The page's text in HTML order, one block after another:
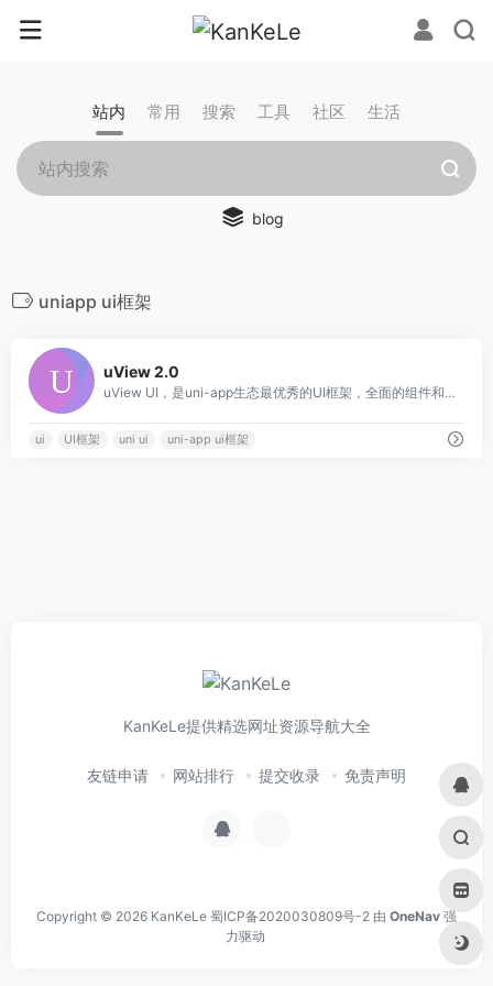
站内 常用 搜索 工具 社区 生活
blog
uniapp ui框架
uView 2.0
uView UI，是uni-app生态最优秀的UI框架，全面的组件和便捷的工具会让您信手拈来，如鱼得水
ui UI框架 uni ui uni-app ui框架
KanKeLe提供精选网址资源导航大全
友链申请 网站排行 提交收录 免责声明
Copyright © 2026 KanKeLe 蜀ICP备2020030809号-2 由 OneNav 强
力驱动